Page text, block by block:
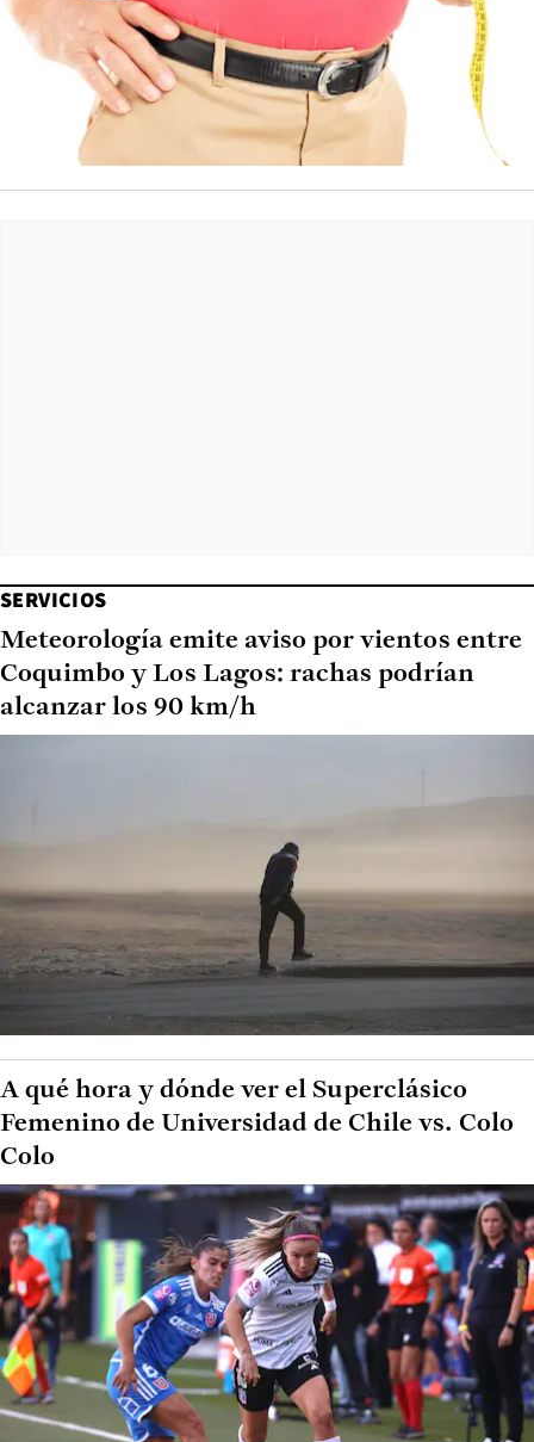
SERVICIOS
Meteorología emite aviso por vientos entre
Coquimbo y Los Lagos: rachas podrían
alcanzar los 90 km/h
A qué hora y dónde ver el Superclásico
Femenino de Universidad de Chile vs. Colo
Colo